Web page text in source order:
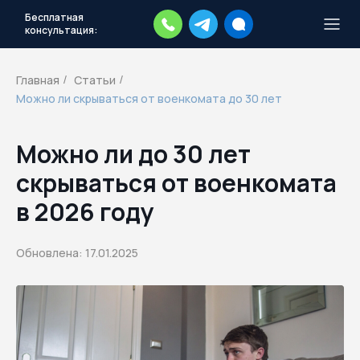
Бесплатная
консультация:
Главная / Статьи /
Можно ли скрываться от военкомата до 30 лет
Можно ли до 30 лет
скрываться от военкомата
в 2026 году
Обновлена: 17.01.2025
каждый день.
действий